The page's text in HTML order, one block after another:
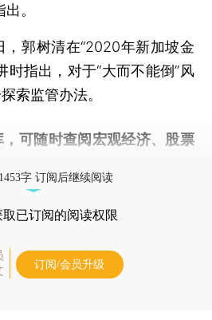
。
郭树清在“2020年新加坡金
时指出，对于“大而不能倒”风
索监管办法。
，可随时查阅宏观经济、股票
字 订阅后继续阅读
取已订阅的阅读权限
订阅/会员升级